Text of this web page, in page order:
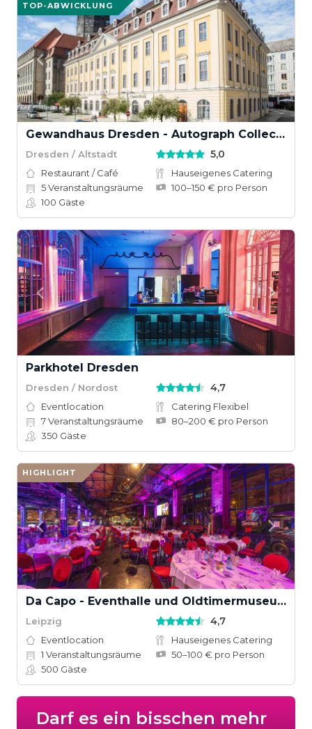
TOP-ABWICKLUNG
Gewandhaus Dresden - Autograph Collection
Dresden / Altstadt 5,0
Restaurant / Café
Hauseigenes Catering
5Veranstaltungsräume
100–150 € pro Person
100 Gäste
Parkhotel Dresden
Dresden / Nordost 4,7
Eventlocation
Catering Flexibel
7Veranstaltungsräume
80–200 € pro Person
350 Gäste
HIGHLIGHT
Da Capo - Eventhalle und Oldtimermuseum
Leipzig 4,7
Eventlocation
Hauseigenes Catering
1 Veranstaltungsräume
50–100 € pro Person
500 Gäste
Darf es ein bisschen mehr